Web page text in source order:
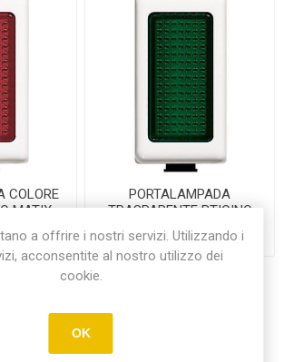
COLORE
MATIX
PORTALAMPADA
TRASPARENTE BTICINO
MATIX AM5060B
€5,70
a offrire i nostri servizi. Utilizzando i
acconsentite al nostro utilizzo dei
cookie.
OK